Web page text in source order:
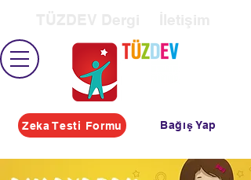
Zeka Testi Formu Bağış Yap